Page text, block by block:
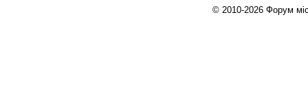
© 2010-2026 Форум